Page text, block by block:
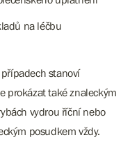
na léčbu
stanoví
prokázat také znaleckým
vydrou říční nebo
posudkem vždy.